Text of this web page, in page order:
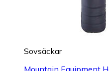
Sovsäckar
Mountain Equipment